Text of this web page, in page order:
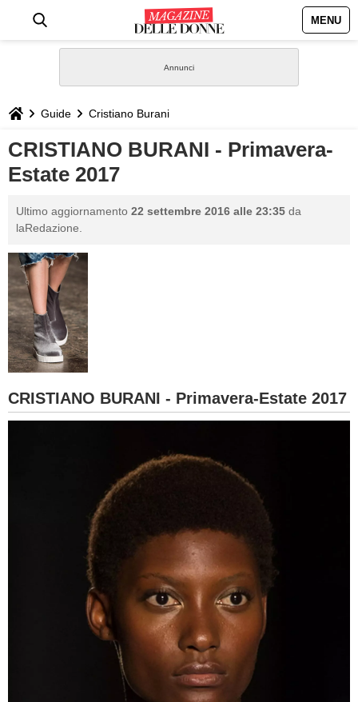
MENU
STILE
BIOGRAFIE
DEFINIZIONI
GASTRONOMIA
CAPELLI
SESSO
Guide Cristiano Burani
CRISTIANO BURANI - Primavera-
Estate 2017
Ultimo aggiornamento 22 settembre 2016 alle 23:35 da
laRedazione.
CRISTIANO BURANI - Primavera-Estate 2017